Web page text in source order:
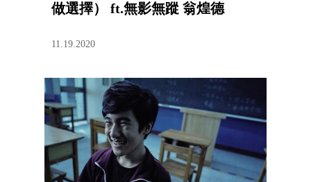
做選擇） ft.無影無蹤 翁煌德
11.19.2020